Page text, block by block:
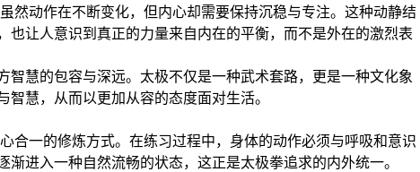
然动作在不断变化，但内心却需要保持沉稳与专注。这种动静结
让人意识到真正的力量来自内在的平衡，而不是外在的激烈表
智慧的包容与深远。太极不仅是一种武术套路，更是一种文化象
慧，从而以更加从容的态度面对生活。
合一的修炼方式。在练习过程中，身体的动作必须与呼吸和意识
进入一种自然流畅的状态，这正是太极拳追求的内外统一。